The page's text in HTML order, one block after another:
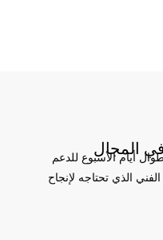
المجال
على مدار 24 ساعة طوال أيام الأسبوع للدعم
الذي تحتاجه لإنجاح